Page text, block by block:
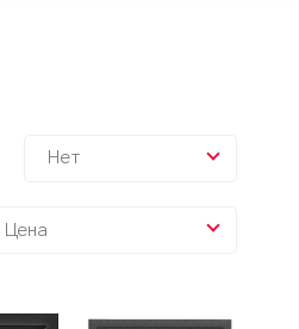
Нет
Цена